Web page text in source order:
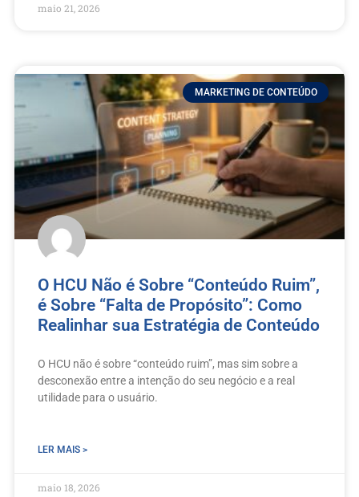
maio 21, 2026
MARKETING DE CONTEÚDO
O HCU Não é Sobre “Conteúdo Ruim”,
é Sobre “Falta de Propósito”: Como
Realinhar sua Estratégia de Conteúdo
O HCU não é sobre “conteúdo ruim”, mas sim sobre a
desconexão entre a intenção do seu negócio e a real
utilidade para o usuário.
LER MAIS >
maio 18, 2026